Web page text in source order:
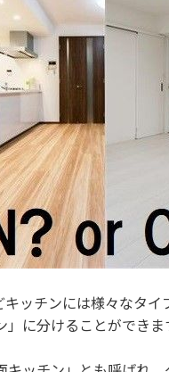
ッチンには様々なタ
」に分けることができま